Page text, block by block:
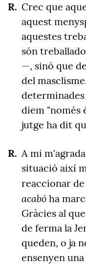
Crec que
aquest
aquestes
són
—, sinó que
del
diem "només
jutge ha dit
A mi
situació així
reaccionar
acabó ha
Gràcies al
de ferma la
queden, o ja
ensenyen